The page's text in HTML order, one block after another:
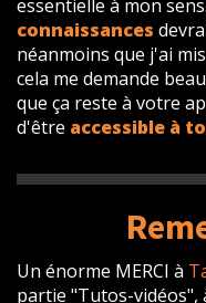
essentielle à mon
connaissances
néanmoins que j'ai
cela me demande
que ça reste à votre
d'être accessible à
Un énorme MERCI à
partie "Tutos-vidéos",